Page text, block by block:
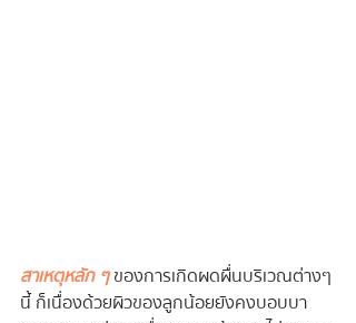
สาเหตุหลัก ๆของการเกิดผดผื่นบริเวณต่างๆ
นี้ ก็เนื่องด้วยผิวของลูกน้อยยังคงบอบบา